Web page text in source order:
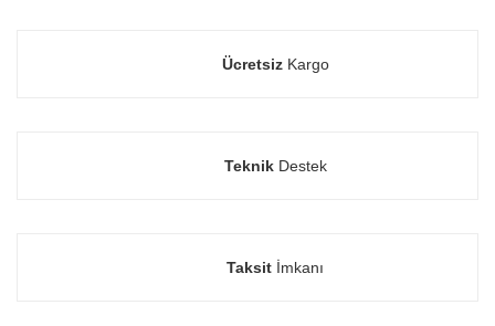
ÜcretsizKargo
TeknikDestek
Taksit İmkanı